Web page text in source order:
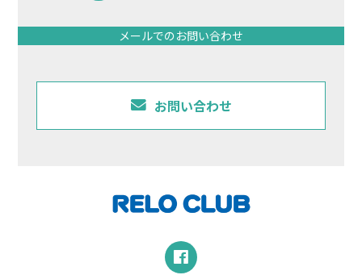
メールでのお問い合わせ
お問い合わせ